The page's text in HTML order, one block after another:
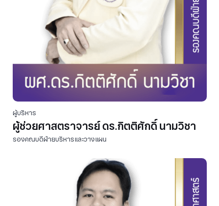
ผู้บริหาร
ผู้ช่วยศาสตราจารย์ ดร.กิตติศักดิ์ นามวิชา
รองคณบดีฝ่ายบริหารและวางแผน